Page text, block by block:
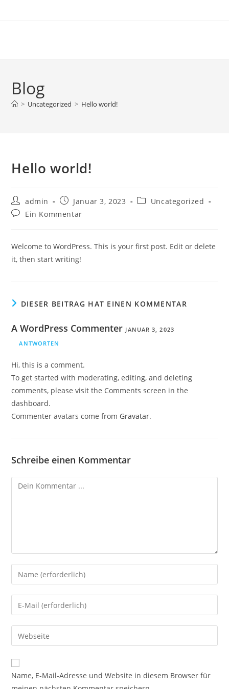
Blog
> Uncategorized > Hello world!
Hello world!
Beitrags-
Autor:
admin
Beitrag
veröffentlicht:
Januar 3, 2023
Beitrags-
Uncategorized
Beitrags-
Ein Kommentar
Welcome to WordPress. This is your first post. Edit or delete
it, then start writing!
DIESER BEITRAG HAT EINEN KOMMENTAR
A WordPress Commenter JANUAR 3, 2023
ANTWORTEN
Hi, this is a comment.
To get started with moderating, editing, and deleting
comments, please visit the Comments screen in the
dashboard.
Commenter avatars come from Gravatar.
Schreibe einen Kommentar
Kommentieren
Gib
deinen
Namen
oder
zum
Kommentieren
ein
Gib
deine
E-
Mail-
zum
Kommentieren
Gib
deine
Website-
URL
Name, E-Mail-Adresse und Website in diesem Browser für